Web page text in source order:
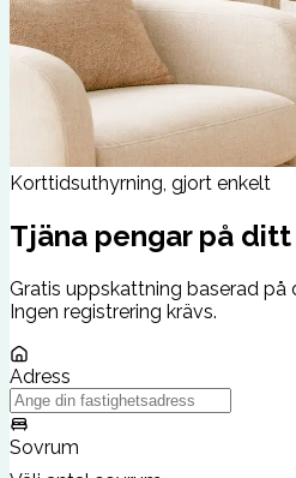
Korttidsuthyrning, gjort enkelt
Tjäna pengar på
Gratis uppskattning baserad på
Ingen registrering krävs.
Adress
Sovrum